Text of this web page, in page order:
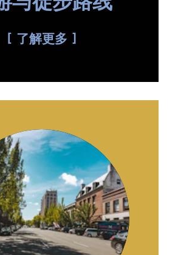
了解更多